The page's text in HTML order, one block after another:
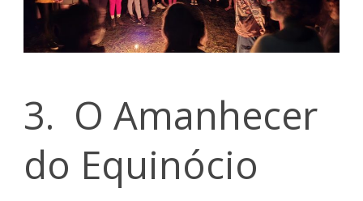
3. O Amanhecer
do Equinócio